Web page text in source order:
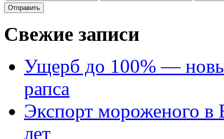
Свежие записи
Ущерб до 100% —
рапса
Экспорт мороженого в
лет